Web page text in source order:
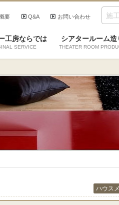
お問い合わせ
Q&A
要
工房ならでは
SERVICE
シアタールーム造
THEATER ROOM
ハウス